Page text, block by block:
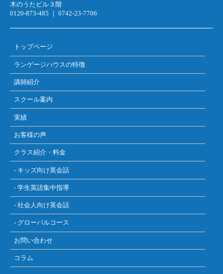
木のうたビル３階
0120-873-485 ｜ 0742-23-7706
トップページ
ランゲージハウスの特徴
講師紹介
スクール案内
実績
お客様の声
クラス紹介・料金
- キッズ向け英会話
- 学生英語集中指導
- 社会人向け英会話
- グローバルコース
お問い合わせ
コラム